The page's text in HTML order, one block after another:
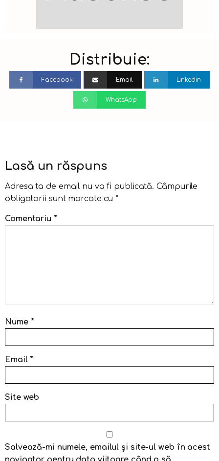
Distribuie:
Facebook Email Linkedin
WhatsApp
Lasă un răspuns
Adresa ta de email nu va fi publicată. Câmpurile
obligatorii sunt marcate cu*
Comentariu *
Nume *
Email *
Site web
Salvează-mi numele, emailul și site-ul web în acest